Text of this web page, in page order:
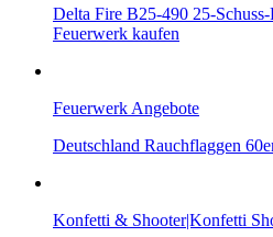
Delta Fire B25-490 25-
Feuerwerk kaufen
Feuerwerk Angebote
Deutschland Rauchflaggen
Konfetti & Shooter|Konfetti